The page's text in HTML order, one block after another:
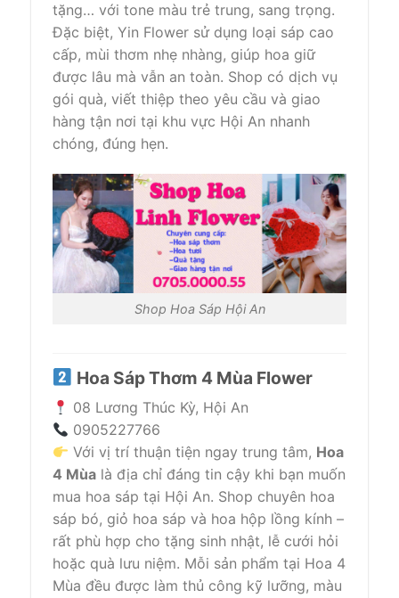
tặng… với tone màu trẻ trung, sang trọng.
Đặc biệt, Yin Flower sử dụng loại sáp cao
cấp, mùi thơm nhẹ nhàng, giúp hoa giữ
được lâu mà vẫn an toàn. Shop có dịch vụ
gói quà, viết thiệp theo yêu cầu và giao
hàng tận nơi tại khu vực Hội An nhanh
chóng, đúng hẹn.
Shop Hoa Sáp Hội An
Hoa Sáp Thơm 4 Mùa Flower
08 Lương Thúc Kỳ, Hội An
0905227766
Với vị trí thuận tiện ngay trung tâm, Hoa
4 Mùa là địa chỉ đáng tin cậy khi bạn muốn
mua hoa sáp tại Hội An. Shop chuyên hoa
sáp bó, giỏ hoa sáp và hoa hộp lồng kính –
rất phù hợp cho tặng sinh nhật, lễ cưới hỏi
hoặc quà lưu niệm. Mỗi sản phẩm tại Hoa 4
Mùa đều được làm thủ công kỹ lưỡng, màu